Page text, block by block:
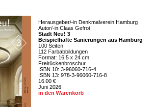
Herausgeber/-in Denkmalverein Hamburg
Autor/-in Claas Gefroi
Stadt Neu! 3
Beispielhafte Sanierungen aus Hamburg
100 Seiten
112 Farbabbildungen
Format: 16,5 x 24 cm
Freirückenbroschur
ISBN 10: 3-96060-716-4
ISBN 13: 978-3-96060-716-8
16.00 €
Juni 2026
in den Warenkorb